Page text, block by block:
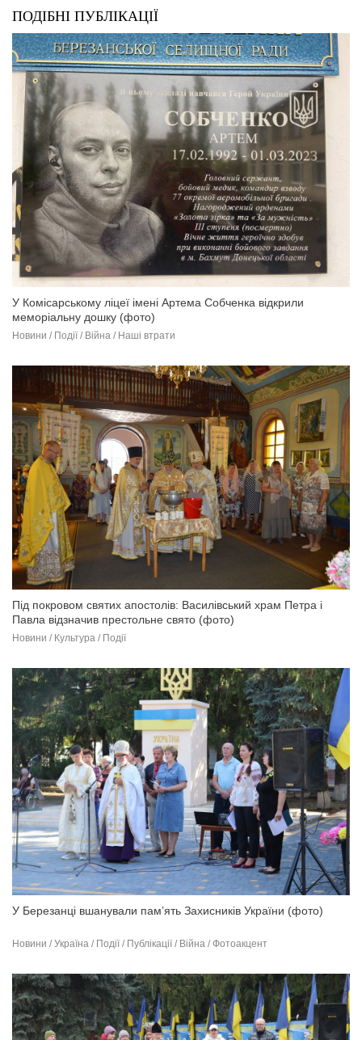
ПОДІБНІ ПУБЛІКАЦІЇ
У Комісарському ліцеї імені Артема Собченка відкрили
меморіальну дошку (фото)
Новини / Події / Війна / Наші втрати
Під покровом святих апостолів: Василівський храм Петра і
Павла відзначив престольне свято (фото)
Новини / Культура / Події
У Березанці вшанували пам’ять Захисників України (фото)
Новини / Україна / Події / Публікації / Війна / Фотоакцент